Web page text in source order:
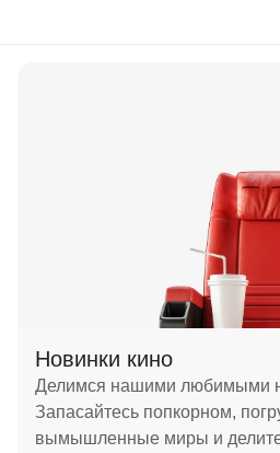
Новинки кино
Делимся нашими любимыми
Запасайтесь попкорном,
вымышленные миры и